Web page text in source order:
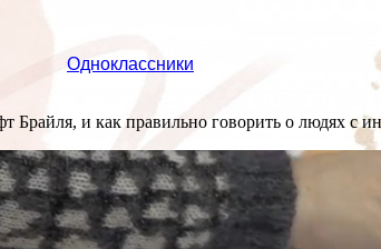
Одноклассники
Брайля, и как правильно говорить о людях